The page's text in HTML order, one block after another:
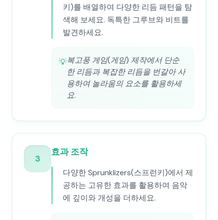
키)를 배열하여 다양한 리듬 패턴을 탐
색해 보세요. 독특한 그루브와 비트를
발견하세요.
💡복고풍 게임(게임) 제작에서 단순
한 리듬과 복잡한 리듬을 번갈아 사
용하여 놀라움의 요소를 활용하세
요.
3
효과 조작
다양한 Sprunklizers(스프런키)에서 제
공하는 고유한 효과를 활용하여 음악
에 깊이와 개성을 더하세요.